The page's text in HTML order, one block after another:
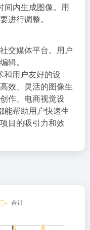
间内生成图像。用
进行调整。
交媒体平台。用户
辑。
和用户友好的设
效、灵活的图像生
作、电商视觉设
能帮助用户快速生
目的吸引力和效